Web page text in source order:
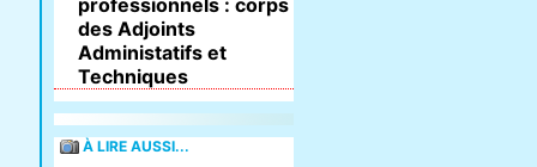
professionnels : corps
des Adjoints
Administatifs et
Techniques
À LIRE AUSSI...